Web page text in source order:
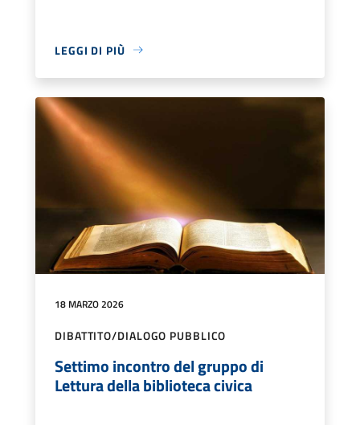
LEGGI DI PIÙ
18 MARZO 2026
DIBATTITO/DIALOGO PUBBLICO
Settimo incontro del gruppo di
Lettura della biblioteca civica